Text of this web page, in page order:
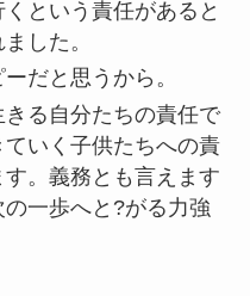
という責任があると
した。
だと思うから。
る自分たちの責任で
いく子供たちへの責
。義務とも言えます
一歩へと?がる力強